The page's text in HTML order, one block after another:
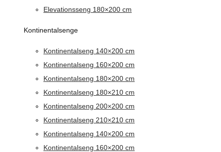
Elevationsseng 180×200 cm
Kontinentalsenge
Kontinentalseng 140×200 cm
Kontinentalseng 160×200 cm
Kontinentalseng 180×200 cm
Kontinentalseng 180×210 cm
Kontinentalseng 200×200 cm
Kontinentalseng 210×210 cm
Kontinentalseng 140×200 cm
Kontinentalseng 160×200 cm